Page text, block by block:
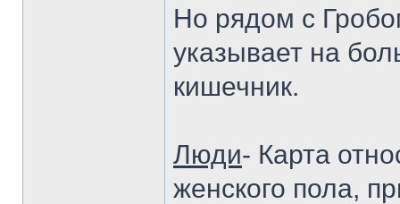
Но рядом с
указывает на
кишечник.
Люди- Карта
женского пола,